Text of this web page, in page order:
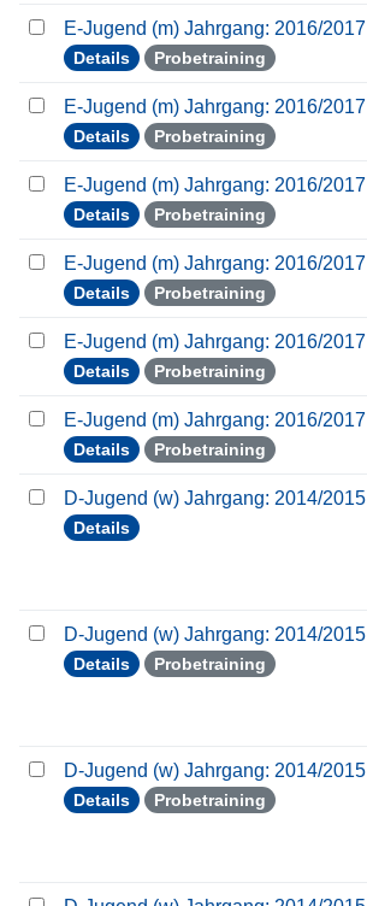
E-Jugend (m) Jahrgang: 2016/2017
Details Probetraining
E-Jugend (m) Jahrgang: 2016/2017
Details Probetraining
E-Jugend (m) Jahrgang: 2016/2017
Details Probetraining
E-Jugend (m) Jahrgang: 2016/2017
Details Probetraining
E-Jugend (m) Jahrgang: 2016/2017
Details Probetraining
E-Jugend (m) Jahrgang: 2016/2017
Details Probetraining
D-Jugend (w) Jahrgang: 2014/2015
Details
D-Jugend (w) Jahrgang: 2014/2015
Details Probetraining
D-Jugend (w) Jahrgang: 2014/2015
Details Probetraining